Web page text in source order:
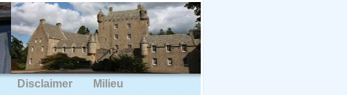
Disclaimer Milieu